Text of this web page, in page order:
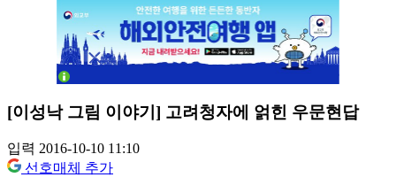
[이성낙 그림 이야기] 고려청자에 얽힌 우문현답
입력 2016-10-10 11:10
선호매체 추가